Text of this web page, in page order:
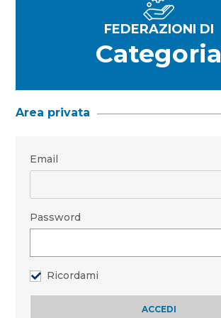
FEDERAZIONI DI
Categoria
Area privata
Email
Password
Ricordami